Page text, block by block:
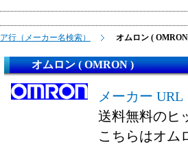
ア行（メーカー名検索） オムロン (
オムロン ( OMRON )
メーカー URL
送料無料のヒ
こちらはオム